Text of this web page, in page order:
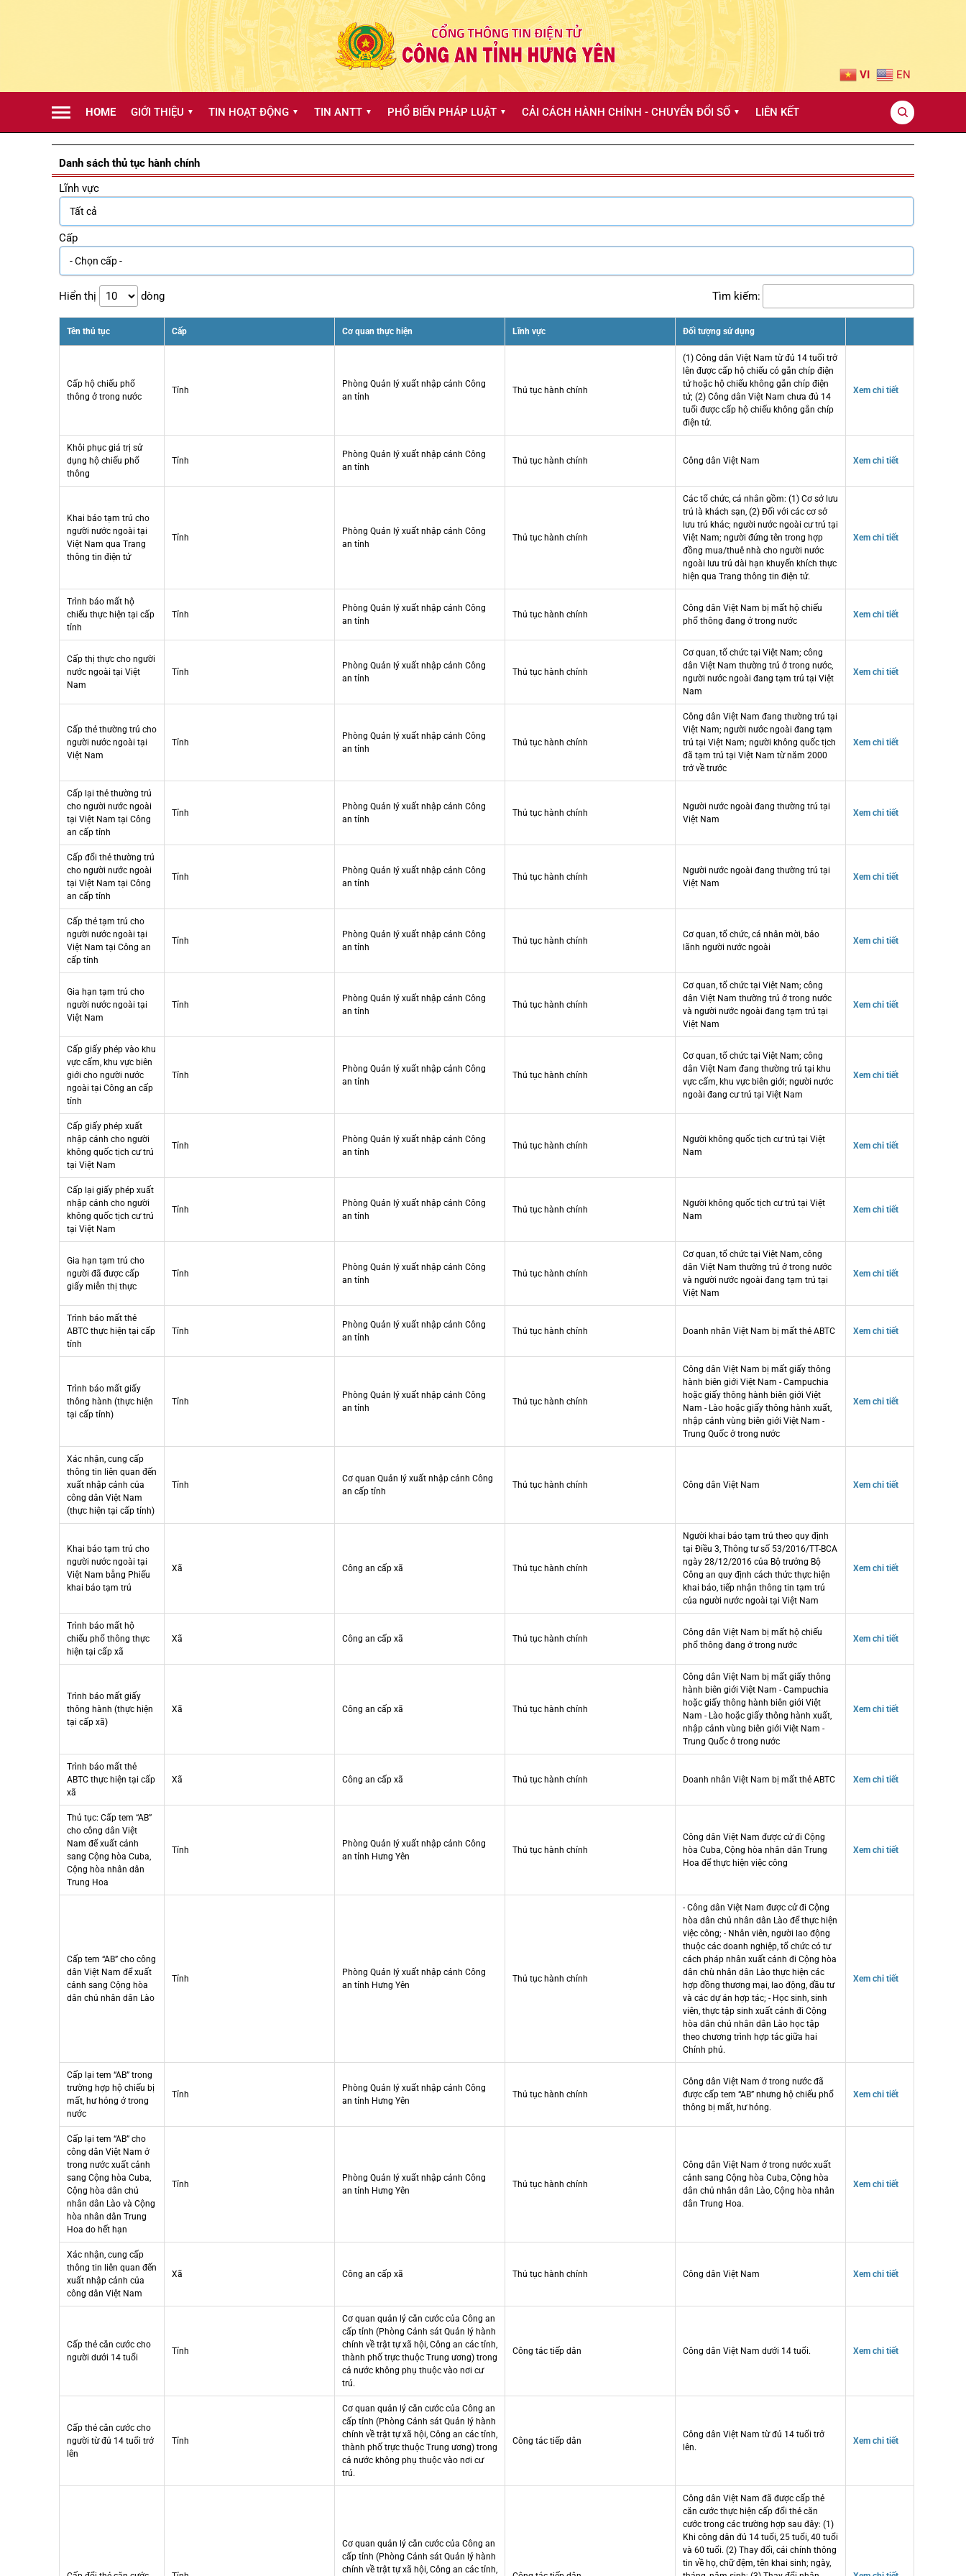
VI EN
HOME GIỚI THIỆU ▼ TIN HOẠT ĐỘNG ▼ TIN ANTT ▼ PHỔ BIẾN PHÁP LUẬT ▼ CẢI CÁCH HÀNH CHÍNH - CHUYỂN ĐỔI SỐ ▼ LIÊN KẾT
Danh sách thủ tục hành chính
Lĩnh vực
Cấp
Hiển thị dòng Tìm kiếm:
Tên thủ tục Cấp Cơ quan thực hiện Lĩnh vực Đối tượng sử dụng
Cấp hộ chiếu phổ
thông ở trong nước
Tỉnh
Phòng Quản lý xuất nhập cảnh Công
an tỉnh
Thủ tục hành chính
(1) Công dân Việt Nam từ đủ 14 tuổi trở
lên được cấp hộ chiếu có gắn chíp điện
tử hoặc hộ chiếu không gắn chíp điện
tử; (2) Công dân Việt Nam chưa đủ 14
tuổi được cấp hộ chiếu không gắn chíp
điện tử.
Xem chi tiết
Khôi phục giá trị sử
dụng hộ chiếu phổ
thông
Tỉnh
Phòng Quản lý xuất nhập cảnh Công
an tỉnh
Thủ tục hành chính Công dân Việt Nam Xem chi tiết
Khai báo tạm trú cho
người nước ngoài tại
Việt Nam qua Trang
thông tin điện tử
Tỉnh
Phòng Quản lý xuất nhập cảnh Công
an tỉnh
Thủ tục hành chính
Các tổ chức, cá nhân gồm: (1) Cơ sở lưu
trú là khách sạn, (2) Đối với các cơ sở
lưu trú khác; người nước ngoài cư trú tại
Việt Nam; người đứng tên trong hợp
đồng mua/thuê nhà cho người nước
ngoài lưu trú dài hạn khuyến khích thực
hiện qua Trang thông tin điện tử.
Xem chi tiết
Trình báo mất hộ
chiếu thực hiện tại cấp
tỉnh
Tỉnh
Phòng Quản lý xuất nhập cảnh Công
an tỉnh
Thủ tục hành chính
Công dân Việt Nam bị mất hộ chiếu
phổ thông đang ở trong nước
Xem chi tiết
Cấp thị thực cho người
nước ngoài tại Việt
Nam
Tỉnh
Phòng Quản lý xuất nhập cảnh Công
an tỉnh
Thủ tục hành chính
Cơ quan, tổ chức tại Việt Nam; công
dân Việt Nam thường trú ở trong nước,
người nước ngoài đang tạm trú tại Việt
Nam
Xem chi tiết
Cấp thẻ thường trú cho
người nước ngoài tại
Việt Nam
Tỉnh
Phòng Quản lý xuất nhập cảnh Công
an tỉnh
Thủ tục hành chính
Công dân Việt Nam đang thường trú tại
Việt Nam; người nước ngoài đang tạm
trú tại Việt Nam; người không quốc tịch
đã tạm trú tại Việt Nam từ năm 2000
trở về trước
Xem chi tiết
Cấp lại thẻ thường trú
cho người nước ngoài
tại Việt Nam tại Công
an cấp tỉnh
Tỉnh
Phòng Quản lý xuất nhập cảnh Công
an tỉnh
Thủ tục hành chính
Người nước ngoài đang thường trú tại
Việt Nam
Xem chi tiết
Cấp đổi thẻ thường trú
cho người nước ngoài
tại Việt Nam tại Công
an cấp tỉnh
Tỉnh
Phòng Quản lý xuất nhập cảnh Công
an tỉnh
Thủ tục hành chính
Người nước ngoài đang thường trú tại
Việt Nam
Xem chi tiết
Cấp thẻ tạm trú cho
người nước ngoài tại
Việt Nam tại Công an
cấp tỉnh
Tỉnh
Phòng Quản lý xuất nhập cảnh Công
an tỉnh
Thủ tục hành chính
Cơ quan, tổ chức, cá nhân mời, bảo
lãnh người nước ngoài
Xem chi tiết
Gia hạn tạm trú cho
người nước ngoài tại
Việt Nam
Tỉnh
Phòng Quản lý xuất nhập cảnh Công
an tỉnh
Thủ tục hành chính
Cơ quan, tổ chức tại Việt Nam; công
dân Việt Nam thường trú ở trong nước
và người nước ngoài đang tạm trú tại
Việt Nam
Xem chi tiết
Cấp giấy phép vào khu
vực cấm, khu vực biên
giới cho người nước
ngoài tại Công an cấp
tỉnh
Tỉnh
Phòng Quản lý xuất nhập cảnh Công
an tỉnh
Thủ tục hành chính
Cơ quan, tổ chức tại Việt Nam; công
dân Việt Nam đang thường trú tại khu
vực cấm, khu vực biên giới; người nước
ngoài đang cư trú tại Việt Nam
Xem chi tiết
Cấp giấy phép xuất
nhập cảnh cho người
không quốc tịch cư trú
tại Việt Nam
Tỉnh
Phòng Quản lý xuất nhập cảnh Công
an tỉnh
Thủ tục hành chính
Người không quốc tịch cư trú tại Việt
Nam
Xem chi tiết
Cấp lại giấy phép xuất
nhập cảnh cho người
không quốc tịch cư trú
tại Việt Nam
Tỉnh
Phòng Quản lý xuất nhập cảnh Công
an tỉnh
Thủ tục hành chính
Người không quốc tịch cư trú tại Việt
Nam
Xem chi tiết
Gia hạn tạm trú cho
người đã được cấp
giấy miễn thị thực
Tỉnh
Phòng Quản lý xuất nhập cảnh Công
an tỉnh
Thủ tục hành chính
Cơ quan, tổ chức tại Việt Nam, công
dân Việt Nam thường trú ở trong nước
và người nước ngoài đang tạm trú tại
Việt Nam
Xem chi tiết
Trình báo mất thẻ
ABTC thực hiện tại cấp
tỉnh
Tỉnh
Phòng Quản lý xuất nhập cảnh Công
an tỉnh
Thủ tục hành chính Doanh nhân Việt Nam bị mất thẻ ABTC Xem chi tiết
Trình báo mất giấy
thông hành (thực hiện
tại cấp tỉnh)
Tỉnh
Phòng Quản lý xuất nhập cảnh Công
an tỉnh
Thủ tục hành chính
Công dân Việt Nam bị mất giấy thông
hành biên giới Việt Nam - Campuchia
hoặc giấy thông hành biên giới Việt
Nam - Lào hoặc giấy thông hành xuất,
nhập cảnh vùng biên giới Việt Nam -
Trung Quốc ở trong nước
Xem chi tiết
Xác nhận, cung cấp
thông tin liên quan đến
xuất nhập cảnh của
công dân Việt Nam
(thực hiện tại cấp tỉnh)
Tỉnh
Cơ quan Quản lý xuất nhập cảnh Công
an cấp tỉnh
Thủ tục hành chính Công dân Việt Nam Xem chi tiết
Khai báo tạm trú cho
người nước ngoài tại
Việt Nam bằng Phiếu
khai báo tạm trú
Xã Công an cấp xã Thủ tục hành chính
Người khai báo tạm trú theo quy định
tại Điều 3, Thông tư số 53/2016/TT-BCA
ngày 28/12/2016 của Bộ trưởng Bộ
Công an quy định cách thức thực hiện
khai báo, tiếp nhận thông tin tạm trú
của người nước ngoài tại Việt Nam
Xem chi tiết
Trình báo mất hộ
chiếu phổ thông thực
hiện tại cấp xã
Xã Công an cấp xã Thủ tục hành chính
Công dân Việt Nam bị mất hộ chiếu
phổ thông đang ở trong nước
Xem chi tiết
Trình báo mất giấy
thông hành (thực hiện
tại cấp xã)
Xã Công an cấp xã Thủ tục hành chính
Công dân Việt Nam bị mất giấy thông
hành biên giới Việt Nam - Campuchia
hoặc giấy thông hành biên giới Việt
Nam - Lào hoặc giấy thông hành xuất,
nhập cảnh vùng biên giới Việt Nam -
Trung Quốc ở trong nước
Xem chi tiết
Trình báo mất thẻ
ABTC thực hiện tại cấp
xã
Xã Công an cấp xã Thủ tục hành chính Doanh nhân Việt Nam bị mất thẻ ABTC Xem chi tiết
Thủ tục: Cấp tem “AB”
cho công dân Việt
Nam để xuất cảnh
sang Cộng hòa Cuba,
Cộng hòa nhân dân
Trung Hoa
Tỉnh
Phòng Quản lý xuất nhập cảnh Công
an tỉnh Hưng Yên
Thủ tục hành chính
Công dân Việt Nam được cử đi Cộng
hòa Cuba, Cộng hòa nhân dân Trung
Hoa để thực hiện việc công
Xem chi tiết
Cấp tem “AB” cho công
dân Việt Nam để xuất
cảnh sang Cộng hòa
dân chủ nhân dân Lào
Tỉnh
Phòng Quản lý xuất nhập cảnh Công
an tỉnh Hưng Yên
Thủ tục hành chính
- Công dân Việt Nam được cử đi Cộng
hòa dân chủ nhân dân Lào để thực hiện
việc công; - Nhân viên, người lao động
thuộc các doanh nghiệp, tổ chức có tư
cách pháp nhân xuất cảnh đi Cộng hòa
dân chù nhân dân Lào thực hiện các
hợp đồng thương mại, lao động, đầu tư
và các dự án hợp tác; - Học sinh, sinh
viên, thực tập sinh xuất cảnh đi Cộng
hòa dân chủ nhân dân Lào học tập
theo chương trình hợp tác giữa hai
Chính phủ.
Xem chi tiết
Cấp lại tem “AB” trong
trường hợp hộ chiếu bị
mất, hư hỏng ở trong
nước
Tỉnh
Phòng Quản lý xuất nhập cảnh Công
an tỉnh Hưng Yên
Thủ tục hành chính
Công dân Việt Nam ở trong nước đã
được cấp tem “AB” nhưng hộ chiếu phổ
thông bị mất, hư hỏng.
Xem chi tiết
Cấp lại tem “AB” cho
công dân Việt Nam ở
trong nước xuất cảnh
sang Cộng hòa Cuba,
Cộng hòa dân chủ
nhân dân Lào và Cộng
hòa nhân dân Trung
Hoa do hết hạn
Tỉnh
Phòng Quản lý xuất nhập cảnh Công
an tỉnh Hưng Yên
Thủ tục hành chính
Công dân Việt Nam ở trong nước xuất
cảnh sang Cộng hòa Cuba, Cộng hòa
dân chủ nhân dân Lào, Cộng hòa nhân
dân Trung Hoa.
Xem chi tiết
Xác nhận, cung cấp
thông tin liên quan đến
xuất nhập cảnh của
công dân Việt Nam
Xã Công an cấp xã Thủ tục hành chính Công dân Việt Nam Xem chi tiết
Cấp thẻ căn cước cho
người dưới 14 tuổi
Tỉnh
Cơ quan quản lý căn cước của Công an
cấp tỉnh (Phòng Cảnh sát Quản lý hành
chính về trật tự xã hội, Công an các tỉnh,
thành phố trực thuộc Trung ương) trong
cả nước không phụ thuộc vào nơi cư
trú.
Công tác tiếp dân Công dân Việt Nam dưới 14 tuổi. Xem chi tiết
Cấp thẻ căn cước cho
người từ đủ 14 tuổi trở
lên
Tỉnh
Cơ quan quản lý căn cước của Công an
cấp tỉnh (Phòng Cảnh sát Quản lý hành
chính về trật tự xã hội, Công an các tỉnh,
thành phố trực thuộc Trung ương) trong
cả nước không phụ thuộc vào nơi cư
trú.
Công tác tiếp dân
Công dân Việt Nam từ đủ 14 tuổi trở
lên.
Xem chi tiết
Cơ quan quản lý căn cước của Công an
cấp tỉnh (Phòng Cảnh sát Quản lý hành
chính về trật tự xã hội, Công an các tỉnh,
Công dân Việt Nam đã được cấp thẻ
căn cước thực hiện cấp đổi thẻ căn
cước trong các trường hợp sau đây: (1)
Khi công dân đủ 14 tuổi, 25 tuổi, 40 tuổi
và 60 tuổi. (2) Thay đổi, cải chính thông
tin về họ, chữ đệm, tên khai sinh; ngày,